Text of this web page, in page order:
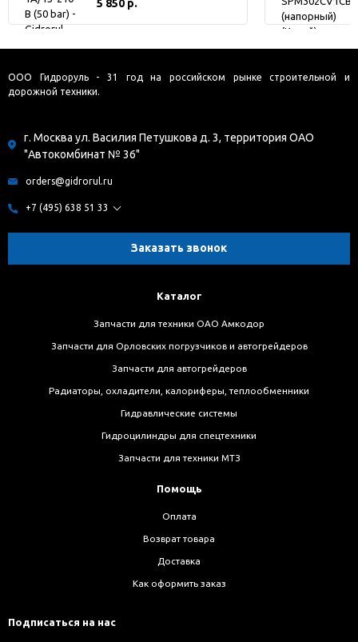
5 850 р.
ООО Гидроруль - 31 год на российском рынке строительной и
дорожной техники.
г. Москва ул. Василия Петушкова д. 3, территория ОАО
"Автокомбинат № 36"
orders@gidrorul.ru
+7 (495) 638 51 33
Заказать звонок
Каталог
Запчасти для техники ОАО Амкодор
Запчасти для Орловских погрузчиков и автогрейдеров
Запчасти для автогрейдеров
Радиаторы, охладители, калориферы, теплообменники
Гидравлические системы
Гидроцилиндры для спецтехники
Запчасти для техники МТЗ
Помощь
Оплата
Возврат товара
Доставка
Как оформить заказ
Подписаться на нас